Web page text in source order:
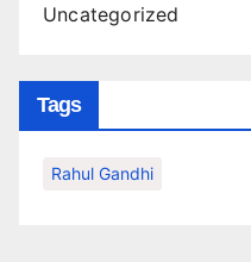
Uncategorized
Tags
Rahul Gandhi